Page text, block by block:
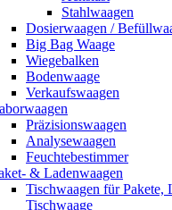
Stahlwaagen
Dosierwaagen /
Big Bag Waage
Wiegebalken
Bodenwaage
Verkaufswaagen
Präzisionswaagen
Analysewaagen
Feuchtebestimmer
& Ladenwaagen
Tischwaagen für Pakete,
Tischwaage